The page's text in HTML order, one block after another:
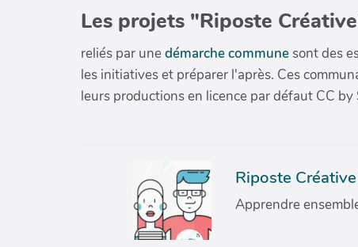
Les projets "Riposte
reliés par unedémarche communesont des
les initiatives et préparer l'après. Ces
leurs productions en licence par défaut CC by
Riposte
Apprendre